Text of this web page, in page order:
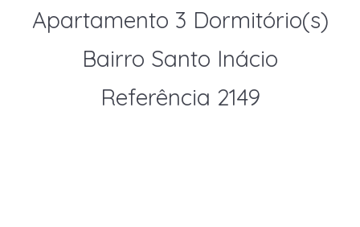
Apartamento 3 Dormitório(s)
Bairro Santo Inácio
Referência 2149